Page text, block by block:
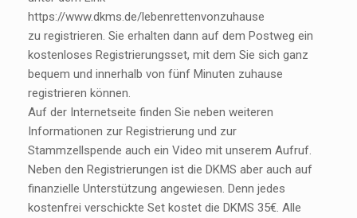
https://www.dkms.de/lebenrettenvonzuhause
zu registrieren. Sie erhalten dann auf dem Postweg ein
kostenloses Registrierungsset, mit dem Sie sich ganz
bequem und innerhalb von fünf Minuten zuhause
registrieren können.
Auf der Internetseite finden Sie neben weiteren
Informationen zur Registrierung und zur
Stammzellspende auch ein Video mit unserem Aufruf.
Neben den Registrierungen ist die DKMS aber auch auf
finanzielle Unterstützung angewiesen. Denn jedes
kostenfrei verschickte Set kostet die DKMS 35€. Alle